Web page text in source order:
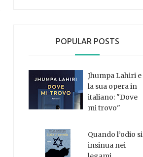
POPULAR POSTS
Jhumpa Lahiri e
la sua opera in
italiano: "Dove
mi trovo"
Quando l’odio si
insinua nei